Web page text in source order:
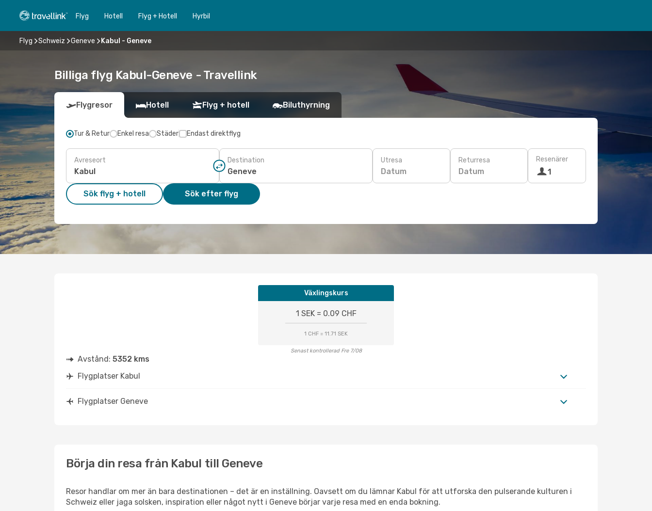
Flyg Hotell Flyg + Hotell Hyrbil
Flyg Schweiz Geneve Kabul - Geneve
Billiga flyg Kabul-Geneve - Travellink
Flygresor Hotell Flyg + hotell Biluthyrning
Tur & Retur Enkel resa Städer Endast direktflyg
Avreseort Destination Utresa
Datum
Returresa
Datum
Resenärer
1
Sök flyg + hotell Sök efter flyg
Växlingskurs
1 SEK = 0.09 CHF
1 CHF = 11.71 SEK
Senast kontrollerad Fre 7/08
Avstånd: 5352 kms
Flygplatser Kabul
Flygplatser Geneve
Börja din resa från Kabul till Geneve
Resor handlar om mer än bara destinationen – det är en inställning. Oavsett om du lämnar Kabul för att utforska den pulserande kulturen i
Schweiz eller jaga solsken, inspiration eller något nytt i Geneve börjar varje resa med en enda bokning.